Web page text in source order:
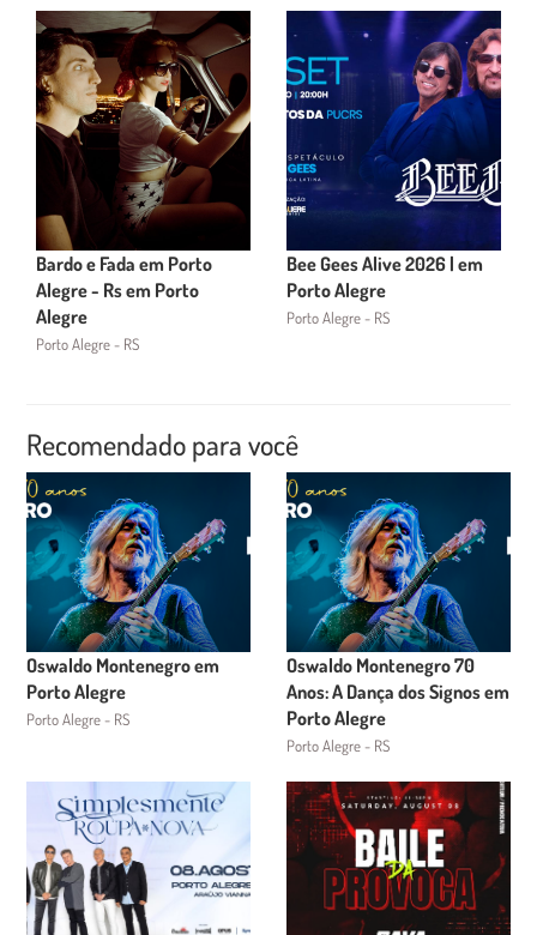
Bardo e Fada em Porto
Alegre - Rs em Porto
Alegre
Porto Alegre - RS
Bee Gees Alive 2026 | em
Porto Alegre
Porto Alegre - RS
Recomendado para você
Oswaldo Montenegro em
Porto Alegre
Porto Alegre - RS
Oswaldo Montenegro 70
Anos: A Dança dos Signos em
Porto Alegre
Porto Alegre - RS